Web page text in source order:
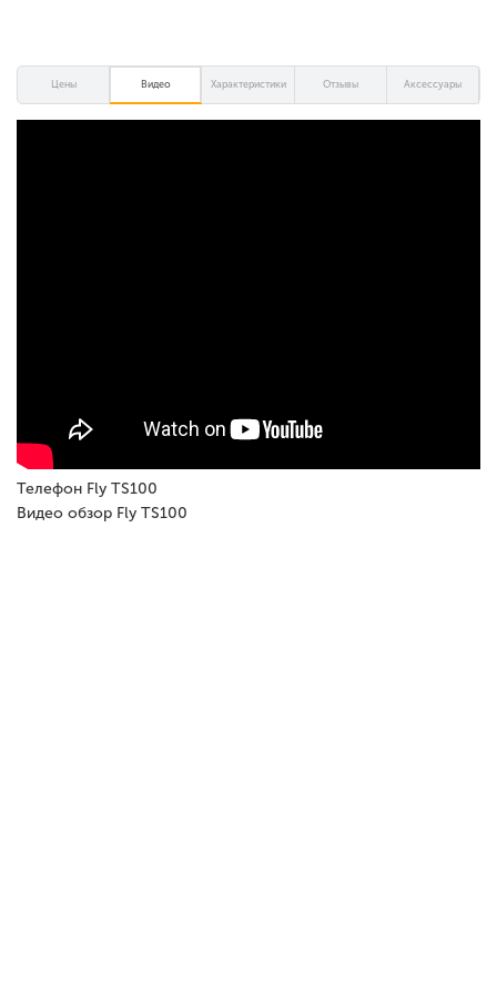
Цены Видео Характеристики Отзывы Аксессуары
Телефон Fly TS100
Видео обзор Fly TS100